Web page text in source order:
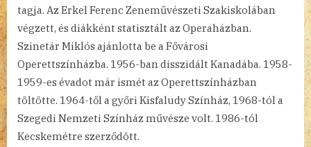
tagja. Az Erkel Ferenc Zeneművészeti Szakiskolában
végzett, és diákként statisztált az Operaházban.
Szinetár Miklós ajánlotta be a Fővárosi
Operettszínházba. 1956-ban disszidált Kanadába. 1958-
1959-es évadot már ismét az Operettszínházban
töltötte. 1964-től a győri Kisfaludy Színház, 1968-tól a
Szegedi Nemzeti Színház művésze volt. 1986-tól
Kecskemétre szerződött.